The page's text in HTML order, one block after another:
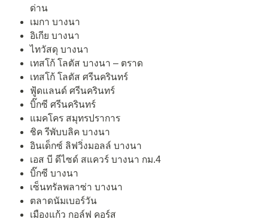
ด่าน
เมกา บางนา
อิเกีย บางนา
ไทวัสดุ บางนา
เทสโก้ โลตัส บางนา – ตราด
เทสโก้ โลตัส ศรีนครินทร์
ฟู้ดแลนด์ ศรีนครินทร์
บิ๊กซี ศรีนครินทร์
แมคโคร สมุทรปราการ
ชิค รีพับบลิค บางนา
อินเด็กซ์ ลิฟวิ่งมอลล์ บางนา
เอส บี ดีไซด์ สแควร์ บางนา กม.4
บิ๊กซี บางนา
เซ็นทรัลพลาซ่า บางนา
ตลาดนัมเบอร์วัน
เมืองแก้ว กอล์ฟ คอร์ส